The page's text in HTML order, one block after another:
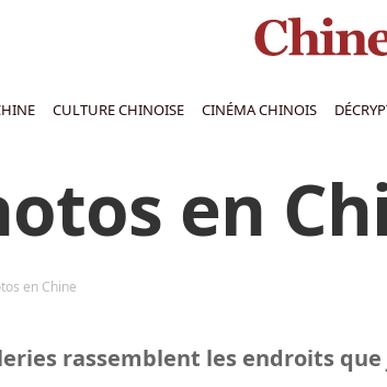
CULTURE CHINOISE CINÉMA CHINOIS
en
en Chine
rassemblent les endroits